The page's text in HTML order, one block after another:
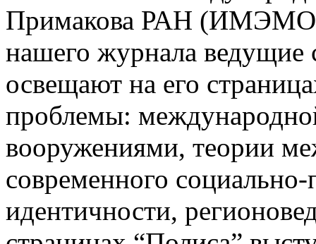
Примакова РАН (ИМЭМО
нашего журнала
освещают на его
проблемы:
вооружениями, теории
современного
идентичности,